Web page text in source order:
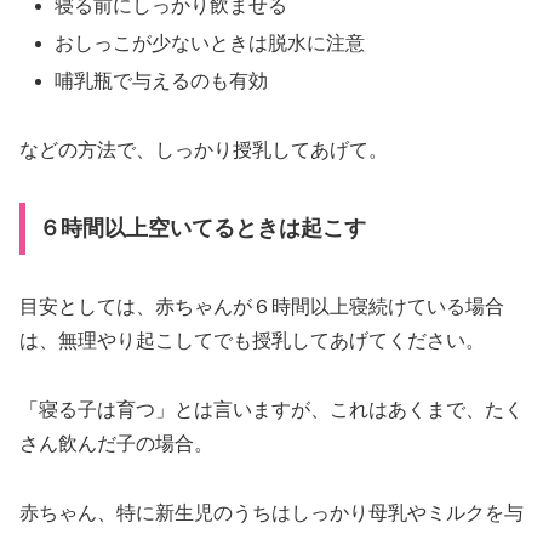
寝る前にしっかり飲ませる
おしっこが少ないときは脱水に注意
哺乳瓶で与えるのも有効
などの方法で、しっかり授乳してあげて。
６時間以上空いてるときは起こす
目安としては、赤ちゃんが６時間以上寝続けている場合
は、無理やり起こしてでも授乳してあげてください。
「寝る子は育つ」とは言いますが、これはあくまで、たく
さん飲んだ子の場合。
赤ちゃん、特に新生児のうちはしっかり母乳やミルクを与